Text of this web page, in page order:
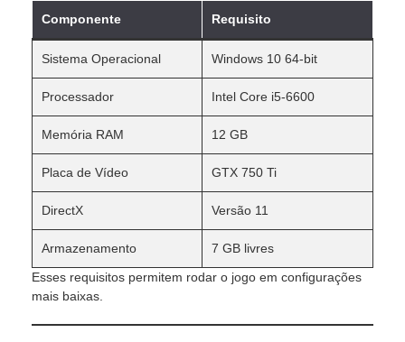
Componente Requisito
Sistema Operacional Windows 10 64-bit
Processador Intel Core i5-6600
Memória RAM 12 GB
Placa de Vídeo GTX 750 Ti
DirectX Versão 11
Armazenamento
7 GB livres
Esses requisitos permitem rodar o jogo em configurações
mais baixas.